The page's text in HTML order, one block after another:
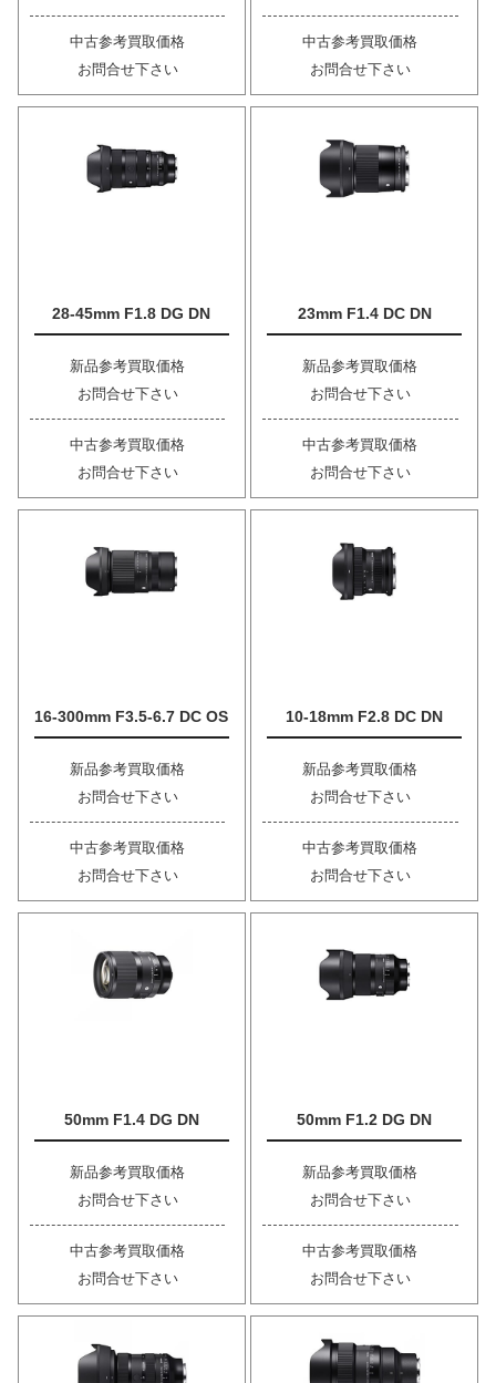
中古参考買取価格
お問合せ下さい
中古参考買取価格
お問合せ下さい
28-45mm F1.8 DG DN
新品参考買取価格
お問合せ下さい
中古参考買取価格
お問合せ下さい
23mm F1.4 DC DN
新品参考買取価格
お問合せ下さい
中古参考買取価格
お問合せ下さい
16-300mm F3.5-6.7 DC OS
新品参考買取価格
お問合せ下さい
中古参考買取価格
お問合せ下さい
10-18mm F2.8 DC DN
新品参考買取価格
お問合せ下さい
中古参考買取価格
お問合せ下さい
50mm F1.4 DG DN
新品参考買取価格
お問合せ下さい
中古参考買取価格
お問合せ下さい
50mm F1.2 DG DN
新品参考買取価格
お問合せ下さい
中古参考買取価格
お問合せ下さい